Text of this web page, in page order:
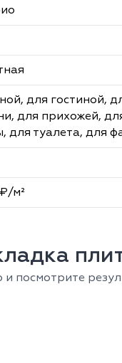
для гостиной,
для прихожей,
для туалета, для
м²
посмотрите